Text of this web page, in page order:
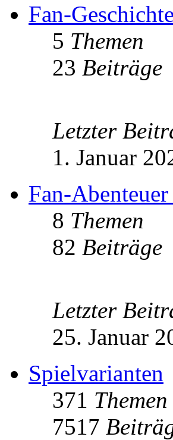
Fan-
5 Themen
23 Beiträge
Letzter
1. Januar
Fan-
8 Themen
82 Beiträge
Letzter
25. Januar
Spielvarianten
371 Themen
7517